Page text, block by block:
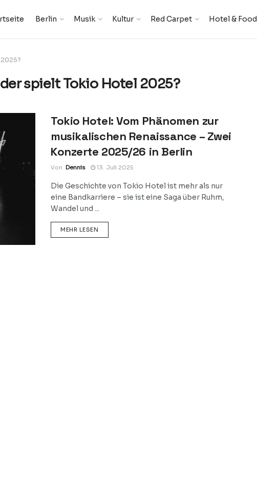
Berlin Musik Kultur Red Carpet Hotel & Food
spielt Tokio Hotel 2025?
Tokio Hotel: Vom Phänomen zur
musikalischen Renaissance – Zwei
Konzerte 2025/26 in Berlin
Von Dennis 13. Juli 2025
Die Geschichte von Tokio Hotel ist mehr als nur
eine Bandkarriere – sie ist eine Saga über Ruhm,
Wandel und ...
MEHR LESEN